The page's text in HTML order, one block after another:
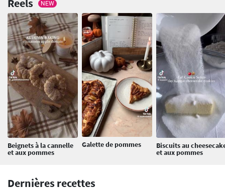
Reels NEW
Beignets à la cannelle
et aux pommes
Galette de pommes Biscuits au
et aux pommes
Dernières recettes